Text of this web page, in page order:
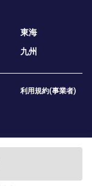
東海
九州
利用規約(事業者)